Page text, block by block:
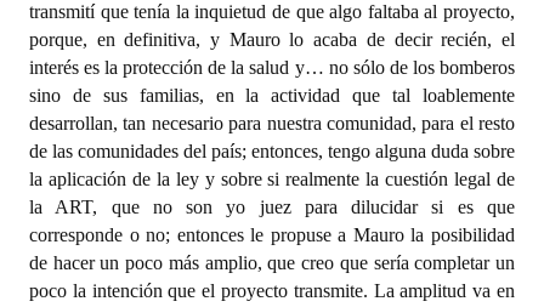
transmití que tenía la inquietud de que algo faltaba al proyecto,
porque, en definitiva, y Mauro lo acaba de decir recién, el
interés es la protección de la salud y… no sólo de los bomberos
sino de sus familias, en la actividad que tal loablemente
desarrollan, tan necesario para nuestra comunidad, para el resto
de las comunidades del país; entonces, tengo alguna duda sobre
la aplicación de la ley y sobre si realmente la cuestión legal de
la ART, que no son yo juez para dilucidar si es que
corresponde o no; entonces le propuse a Mauro la posibilidad
de hacer un poco más amplio, que creo que sería completar un
poco la intención que el proyecto transmite. La amplitud va en